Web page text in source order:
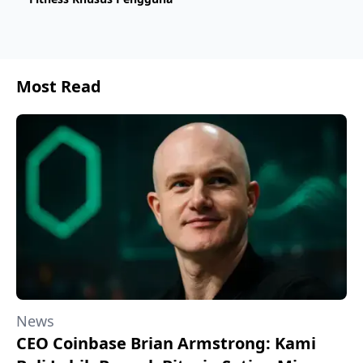
Most Read
News
CEO Coinbase Brian Armstrong: Kami